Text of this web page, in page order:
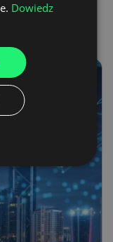
SPANISH
Dowiedz